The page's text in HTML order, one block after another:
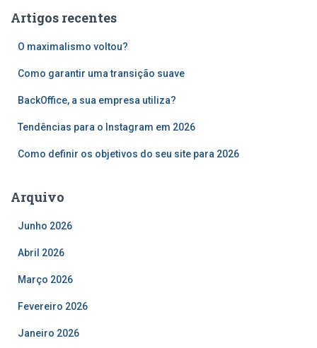
iArtigos recentes
O maximalismo voltou?
Como garantir uma transição suave
BackOffice, a sua empresa utiliza?
Tendências para o Instagram em 2026
Como definir os objetivos do seu site para 2026
Arquivo
Junho 2026
Abril 2026
Março 2026
Fevereiro 2026
Janeiro 2026